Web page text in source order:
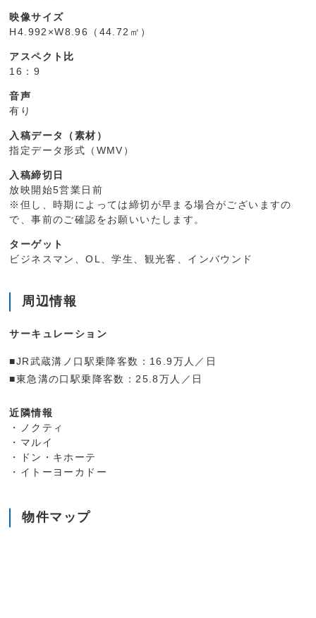
映像サイズ
H4.992×W8.96（44.72㎡）
アスペクト比
16：9
音声
有り
入稿データ（素材）
指定データ形式（WMV）
入稿締切日
放映開始5営業日前
※但し、時期によっては締切が早まる場合がございますの
で、事前のご確認をお願いいたします。
ターゲット
ビジネスマン、OL、学生、観光客、インバウンド
周辺情報
サーキュレーション
■JR武蔵溝ノ口駅乗降客数：16.9万人／日
■東急溝の口駅乗降客数：25.8万人／日
近隣情報
・ノクティ
・マルイ
・ドン・キホーテ
・イトーヨーカドー
物件マップ